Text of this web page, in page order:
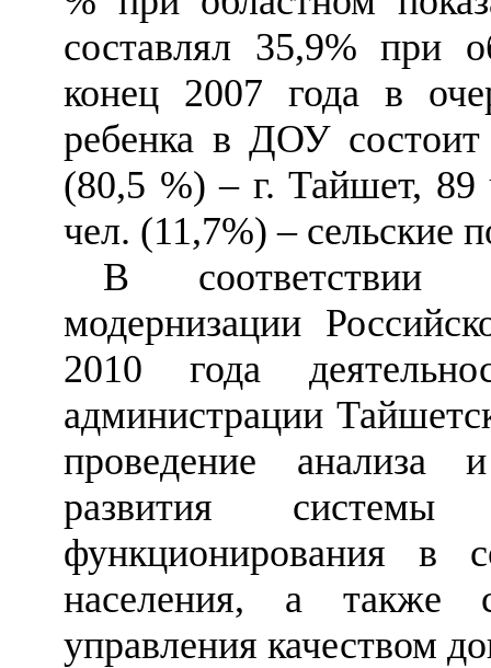
составлял 35,9% при
конец 2007 года в
ребенка в ДОУ
(80,5 %)–г. Тайшет,
чел. (11,7%)–сельские
В соответствии
модернизации
2010 года
администрации
проведение анализа
развития системы
функционирования в
населения, а также
управления качеством